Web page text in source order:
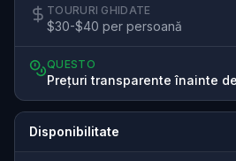
TOURURI GHIDATE
$30-$40 per persoană
QUESTO
Prețuri transparente înainte
Disponibilitate